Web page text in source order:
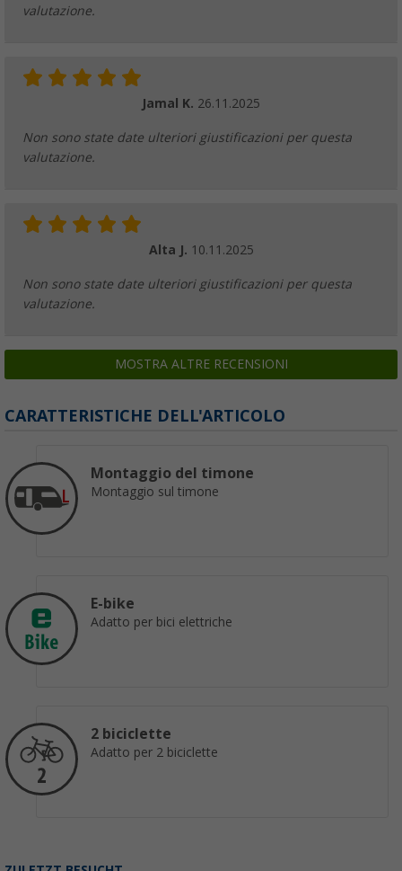
valutazione.
Jamal K. 26.11.2025
Non sono state date ulteriori giustificazioni per questa
valutazione.
Alta J. 10.11.2025
Non sono state date ulteriori giustificazioni per questa
valutazione.
MOSTRA ALTRE RECENSIONI
CARATTERISTICHE DELL'ARTICOLO
Montaggio del timone
Montaggio sul timone
E-bike
Adatto per bici elettriche
2 biciclette
Adatto per 2 biciclette